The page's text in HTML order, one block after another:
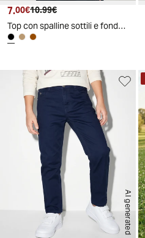
Prezzo attuale
7.00€ Prezzo originale
10.99€
Top con spalline sottili e fondo arricciato - Nero
AI generated